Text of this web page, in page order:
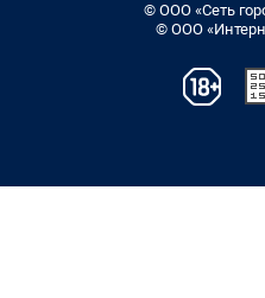
© ООО «Сеть
© ООО